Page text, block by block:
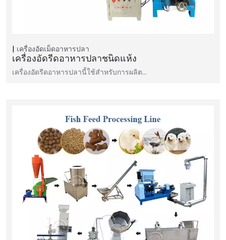
เครื่องอัดเม็ดอาหารปลา
เครื่องอัดรีดอาหารปลาชนิดแห้ง
เครื่องอัดรีดอาหารปลานี้ใช้สำหรับการผลิต...